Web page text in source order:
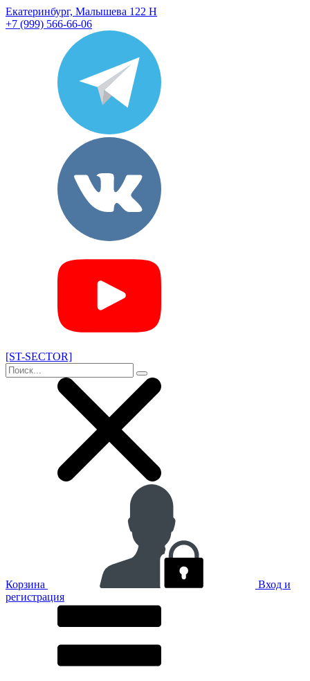
Екатеринбург, Малышева 122 Н
+7 (999) 566-66-06
[ST-SECTOR]
Корзина
Вход и
регистрация